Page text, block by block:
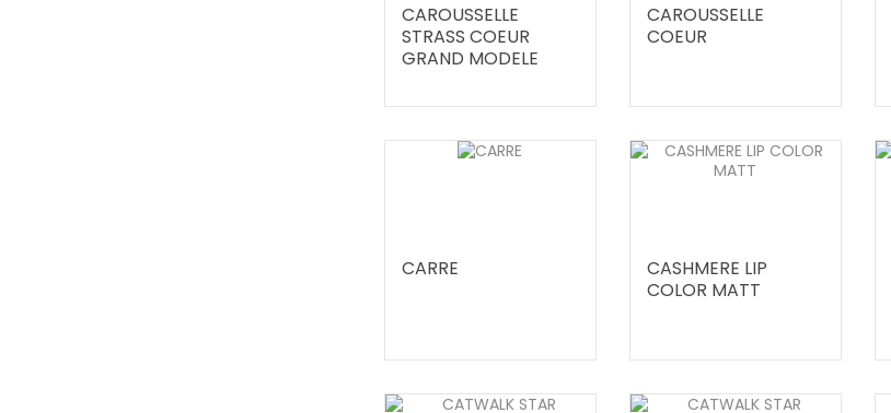
CAROUSSELLE
STRASS COEUR
GRAND MODELE
CAROUSSELLE
COEUR
CARRE
CASHMERE LIP
COLOR MATT